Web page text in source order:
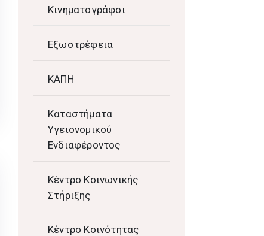
Κινηματογράφοι
Εξωστρέφεια
ΚΑΠΗ
Καταστήματα
Υγειονομικού
Ενδιαφέροντος
Κέντρο Κοινωνικής
Στήριξης
Κέντρο Κοινότητας